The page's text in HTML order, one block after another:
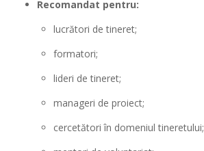
Recomandat pentru:
lucrători de tineret;
formatori;
lideri de tineret;
manageri de proiect;
cercetători în domeniul tineretului;